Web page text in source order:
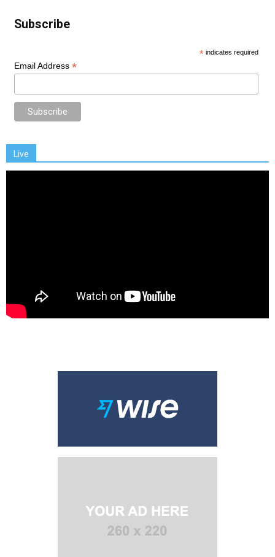
Subscribe
* indicates required
Email Address *
Live